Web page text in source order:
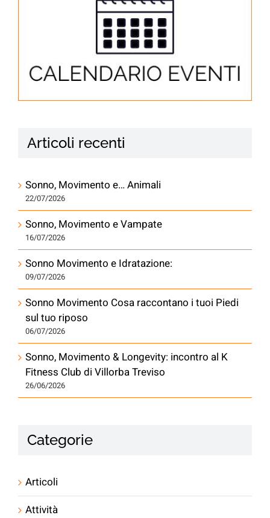
Articoli recenti
Sonno, Movimento e… Animali
22/07/2026
Sonno, Movimento e Vampate
16/07/2026
Sonno Movimento e Idratazione:
09/07/2026
Sonno Movimento Cosa raccontano i tuoi Piedi
sul tuo riposo
06/07/2026
Sonno, Movimento & Longevity: incontro al K
Fitness Club di Villorba Treviso
26/06/2026
Categorie
Articoli
Attività